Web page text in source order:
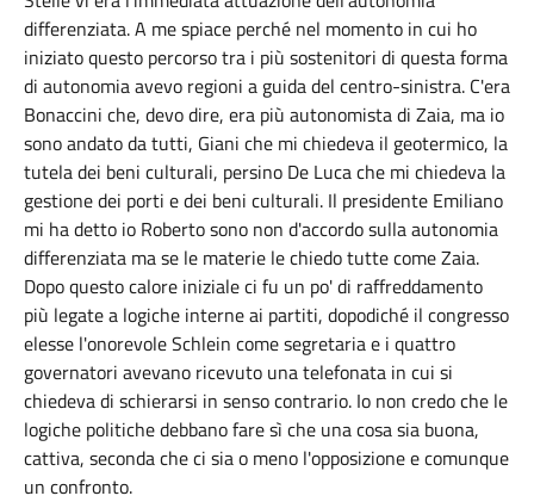
differenziata. A me spiace perché nel momento in cui ho
iniziato questo percorso tra i più sostenitori di questa forma
di autonomia avevo regioni a guida del centro-sinistra. C'era
Bonaccini che, devo dire, era più autonomista di Zaia, ma io
sono andato da tutti, Giani che mi chiedeva il geotermico, la
tutela dei beni culturali, persino De Luca che mi chiedeva la
gestione dei porti e dei beni culturali. Il presidente Emiliano
mi ha detto io Roberto sono non d'accordo sulla autonomia
differenziata ma se le materie le chiedo tutte come Zaia.
Dopo questo calore iniziale ci fu un po' di raffreddamento
più legate a logiche interne ai partiti, dopodiché il congresso
elesse l'onorevole Schlein come segretaria e i quattro
governatori avevano ricevuto una telefonata in cui si
chiedeva di schierarsi in senso contrario. Io non credo che le
logiche politiche debbano fare sì che una cosa sia buona,
cattiva, seconda che ci sia o meno l'opposizione e comunque
un confronto.